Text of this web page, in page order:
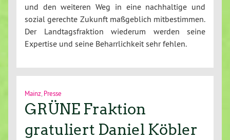
und den weiteren Weg in eine nachhaltige und
sozial gerechte Zukunft maßgeblich mitbestimmen.
Der Landtagsfraktion wiederum werden seine
Expertise und seine Beharrlichkeit sehr fehlen.
Mainz Presse
GRÜNE Fraktion
gratuliert Daniel Köbler